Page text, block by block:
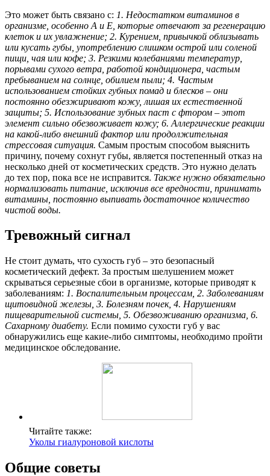
Это может быть связано с: 1. Недостатком витаминов в
организме, особенно А и Е, которые отвечают за регенерацию
клеток и их увлажнение; 2. Курением, привычкой облизывать
или кусать губы, употреблению слишком острой или соленой
пищи, чая или кофе; 3. Резкими колебаниями температур,
порывами сухого ветра, работой кондиционера, частым
пребыванием на солнце, обилием пыли; 4. Частым
использованием стойких губных помад и блесков – они
постоянно обезжиривают кожу, лишая их естественной
защиты; 5. Использование зубных паст с фтором – этот
элемент сильно обезвоживает кожу; 6. Аллергические реакции
на какой-либо внешний фактор или продолжительная
стрессовая ситуация. Самым простым способом выяснить
причину, почему сохнут губы, является постепенный отказ на
несколько дней от косметических средств. Это нужно делать
до тех пор, пока все не исправится. Также нужно обязательно
нормализовать питание, исключив все вредности, принимать
витамины, постоянно выпивать достаточное количество
чистой воды.
Тревожный сигнал
Не стоит думать, что сухость губ – это безопасный
косметический дефект. За простым шелушением может
скрываться серьезные сбои в организме, которые приводят к
заболеваниям: 1. Воспалительным процессам, 2. Заболеваниям
щитовидной железы, 3. Болезням почек, 4. Нарушениям
пищеварительной системы, 5. Обезвоживанию организма, 6.
Сахарному диабету. Если помимо сухости губ у вас
обнаружились еще какие-либо симптомы, необходимо пройти
медицинское обследование.
Читайте также:
Уколы гиалуроновой кислоты
Общие советы